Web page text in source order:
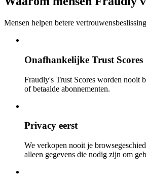
Mensen helpen betere
Onafhankelijke Trust Scores
Fraudly's Trust Scores worden nooit
of betaalde abonnementen.
Privacy eerst
We verkopen nooit je
alleen gegevens die nodig zijn om